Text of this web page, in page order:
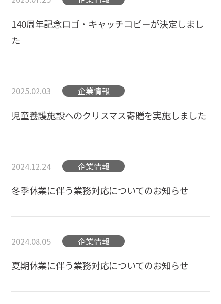
140周年記念ロゴ・キャッチコピーが決定しまし
た
2025.02.03 企業情報
児童養護施設へのクリスマス寄贈を実施しました
2024.12.24 企業情報
冬季休業に伴う業務対応についてのお知らせ
2024.08.05 企業情報
夏期休業に伴う業務対応についてのお知らせ